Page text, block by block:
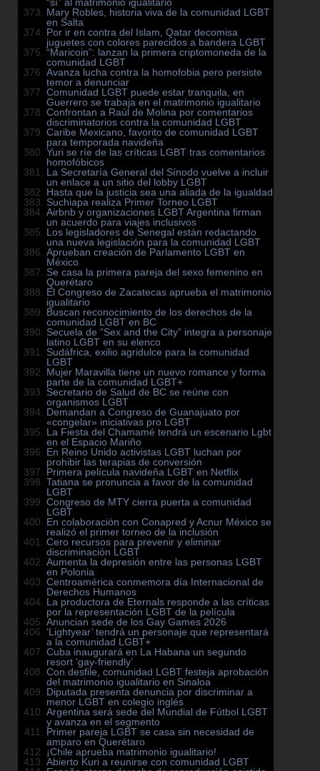
“sí” al matrimonio igualitario
Mary Robles, historia viva de la comunidad LGBT
en Salta
Por ir en contra del Islam, Qatar decomisa
juguetes con colores parecidos a bandera LGBT
“Maricoin”: lanzan la primera criptomoneda de la
comunidad LGBT
Avanza lucha contra la homofobia pero persiste
temor a denunciar
Comunidad LGBT puede estar tranquila, en
Guerrero se trabaja en el matrimonio igualitario
Confrontan a Raúl de Molina por comentarios
discriminatorios contra la comunidad LGBT
Caribe Mexicano, favorito de comunidad LGBT
para temporada navideña
Yuri se ríe de las críticas LGBT tras comentarios
homofóbicos
La Secretaría General del Sínodo vuelve a incluir
un enlace a un sitio del lobby LGBT
Hasta que la justicia sea una aliada de la igualdad
Suchiapa realiza Primer Torneo LGBT
Airbnb y organizaciones LGBT Argentina firman
un acuerdo para viajes inclusivos
Los legisladores de Senegal están redactando
una nueva legislación para la comunidad LGBT
Aprueban creación de Parlamento LGBT en
México
Se casa la primera pareja del sexo femenino en
Querétaro
El Congreso de Zacatecas aprueba el matrimonio
igualitario
Buscan reconocimiento de los derechos de la
comunidad LGBT en BC
Secuela de “Sex and the City” integra a personaje
latino LGBT en su elenco
Sudáfrica, exilio agridulce para la comunidad
LGBT
Mujer Maravilla tiene un nuevo romance y forma
parte de la comunidad LGBT+
Secretario de Salud de BC se reúne con
organismos LGBT
Demandan a Congreso de Guanajuato por
«congelar» iniciativas pro LGBT
La Fiesta del Chamamé tendrá un escenario Lgbt
en el Espacio Mariño
En Reino Unido activistas LGBT luchan por
prohibir las terapias de conversión
Primera película navideña LGBT en Netflix
Tatiana se pronuncia a favor de la comunidad
LGBT
Congreso de MTY cierra puerta a comunidad
LGBT
En colaboración con Conapred y Acnur México se
realizó el primer torneo de la inclusión
Cero recursos para prevenir y eliminar
discriminación LGBT
Aumenta la depresión entre las personas LGBT
en Polonia
Centroamérica conmemora día Internacional de
Derechos Humanos
La productora de Eternals responde a las críticas
por la representación LGBT de la película
Anuncian sede de los Gay Games 2026
‘Lightyear’ tendrá un personaje que representará
a la comunidad LGBT+
Cuba inaugurará en La Habana un segundo
resort ‘gay-friendly’
Con desfile, comunidad LGBT festeja aprobación
del matrimonio igualitario en Sinaloa
Diputada presenta denuncia por discriminar a
menor LGBT en colegio inglés
Argentina será sede del Mundial de Fútbol LGBT
y avanza en el segmento
Primer pareja LGBT se casa sin necesidad de
amparo en Querétaro
¡Chile aprueba matrimonio igualitario!
Abierto Kuri a reunirse con comunidad LGBT